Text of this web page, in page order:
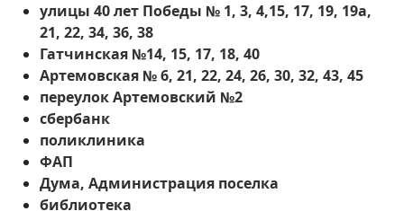
улицы 40 лет Победы № 1, 3, 4,15, 17, 19, 19а,
21, 22, 34, 36, 38
Гатчинская №14, 15, 17, 18, 40
Артемовская № 6, 21, 22, 24, 26, 30, 32, 43, 45
переулок Артемовский №2
сбербанк
поликлиника
ФАП
Дума, Администрация поселка
библиотека